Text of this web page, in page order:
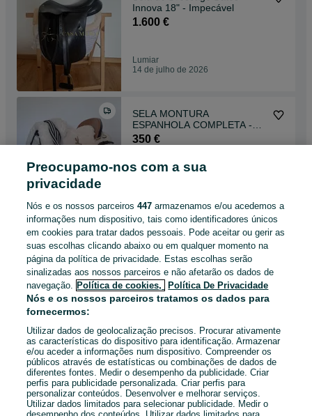
Innova 18" - Impecável
1.600 €
Lumiar
14 de julho de 2026
SELA MONTURA
ESPANHOLA COMPLETA -
NOVA
350 €
Selim de Ensino Kieffer Wien
DL Profissionell
600 €
Lumiar
07 de julho de 2026
1 2
Preocupamo-nos com a sua
privacidade
Nós e os nossos parceiros447 armazenamos e/ou acedemos a
informações num dispositivo, tais como identificadores únicos
em cookies para tratar dados pessoais. Pode aceitar ou gerir as
suas escolhas clicando abaixo ou em qualquer momento na
página da política de privacidade. Estas escolhas serão
sinalizadas aos nossos parceiros e não afetarão os dados de
navegação. Política de cookies, Política De Privacidade
Nós e os nossos parceiros tratamos os dados para
fornecermos:
Utilizar dados de geolocalização precisos. Procurar ativamente
as características do dispositivo para identificação. Armazenar
e/ou aceder a informações num dispositivo. Compreender os
públicos através de estatísticas ou combinações de dados de
diferentes fontes. Medir o desempenho da publicidade. Criar
perfis para publicidade personalizada. Criar perfis para
personalizar conteúdos. Desenvolver e melhorar serviços.
Utilizar dados limitados para selecionar publicidade. Medir o